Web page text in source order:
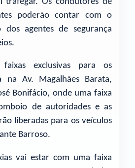
poderão contar com o
agentes de segurança
exclusivas para os
na Av. Magalhães Barata,
Bonifácio, onde uma faixa
de autoridades e as
liberadas para os veículos
Barroso.
vai estar com uma faixa